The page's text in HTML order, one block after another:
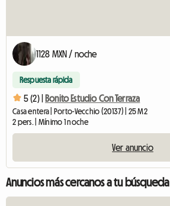
1128 MXN / noche
Respuesta rápida
5 (2) | Bonito Estudio Con Terraza
Casa entera | Porto-Vecchio (20137) | 25 M2
2 pers. | Mínimo 1 noche
Ver anuncio
Anuncios más cercanos a tu búsqueda